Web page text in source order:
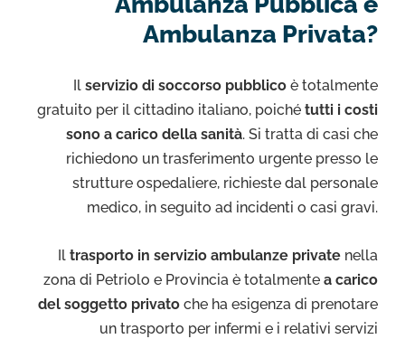
Ambulanza Privata?
Il servizio di soccorso pubblico è totalmente
gratuito per il cittadino italiano, poiché tutti i costi
sono a carico della sanità. Si tratta di casi che
richiedono un trasferimento urgente presso le
strutture ospedaliere, richieste dal personale
medico, in seguito ad incidenti o casi gravi.
Il trasporto in servizio ambulanze private nella
zona di Petriolo e Provincia è totalmente a carico
del soggetto privato che ha esigenza di prenotare
un trasporto per infermi e i relativi servizi